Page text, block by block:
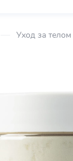
Уход за телом